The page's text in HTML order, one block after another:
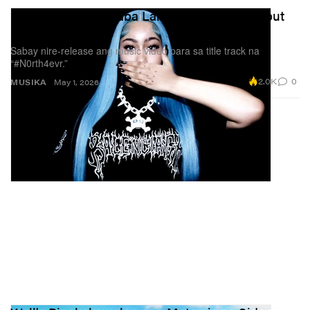
media ang isang AI video ni West, isang peke umanong
MUSIKA
North West Kakababa Lang ng Kanyang Debut
Sabay nire-release ang music video para sa title track na
“#N0rth4evr.”
May 1, 2026 2.0K 0